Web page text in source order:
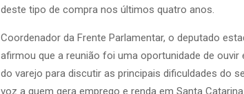
deste tipo de compra nos últimos quatro anos.
Coordenador da Frente Parlamentar, o deputado
afirmou que a reunião foi uma oportunidade de ouvir
do varejo para discutir as principais dificuldades do